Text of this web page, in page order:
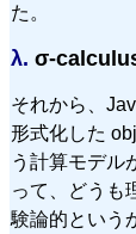
た。
λ. σ-
それから、
形式化した
う計算モデル
って、どうも
験論的という